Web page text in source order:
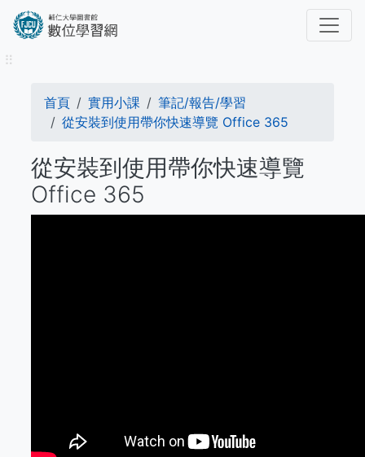
內
⠿
導
航
連
結
首頁 實用小課
筆記/報告/學習
從安裝到使用帶你快速導覽 Office 365
從安裝到使用帶你快速導覽
Office 365